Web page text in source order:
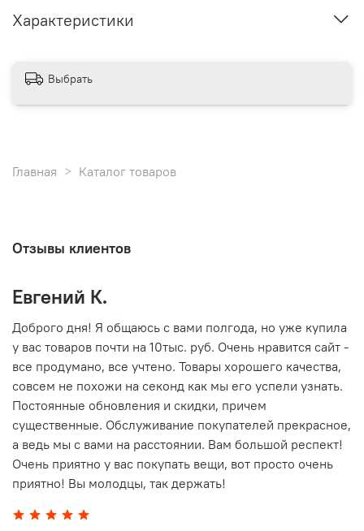
Характеристики
Выбрать
Главная Каталог товаров
Отзывы клиентов
Евгений К.
Доброго дня! Я общаюсь с вами полгода, но уже купила
у вас товаров почти на 10тыс. руб. Очень нравится сайт -
все продумано, все учтено. Товары хорошего качества,
совсем не похожи на секонд как мы его успели узнать.
Постоянные обновления и скидки, причем
существенные. Обслуживание покупателей прекрасное,
а ведь мы с вами на расстоянии. Вам большой респект!
Очень приятно у вас покупать вещи, вот просто очень
приятно! Вы молодцы, так держать!